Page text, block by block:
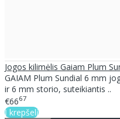
Jogos kilimėlis Gaiam Plum
GAIAM Plum Sundial 6 mm
ir 6 mm storio, suteikiantis ..
€6667
Į krepšelį